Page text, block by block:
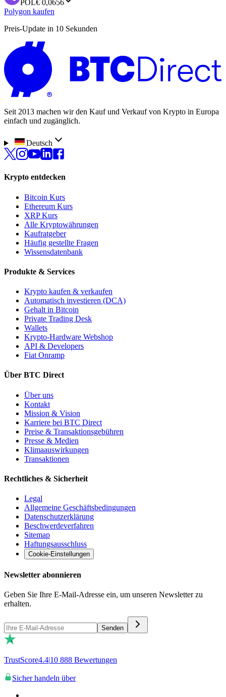
POL€ 0,0656
Polygon kaufen
Preis-Update in 10 Sekunden
Seit 2013 machen wir den Kauf und Verkauf von Krypto in Europa
einfach und zugänglich.
Deutsch
Krypto entdecken
Bitcoin Kurs
Ethereum Kurs
XRP Kurs
Alle Kryptowährungen
Kaufratgeber
Häufig gestellte Fragen
Wissensdatenbank
Produkte & Services
Krypto kaufen & verkaufen
Automatisch investieren (DCA)
Gehalt in Bitcoin
Private Trading Desk
Wallets
Krypto-Hardware Webshop
API & Developers
Fiat Onramp
Über BTC Direct
Über uns
Kontakt
Mission & Vision
Karriere bei BTC Direct
Preise & Transaktionsgebühren
Presse & Medien
Klimaauswirkungen
Transaktionen
Rechtliches & Sicherheit
Legal
Allgemeine Geschäftsbedingungen
Datenschutzerklärung
Beschwerdeverfahren
Sitemap
Haftungsausschluss
Cookie-Einstellungen
Newsletter abonnieren
Geben Sie Ihre E-Mail-Adresse ein, um unseren Newsletter zu
erhalten.
Senden
TrustScore4.4|10 888 Bewertungen
Sicher handeln über